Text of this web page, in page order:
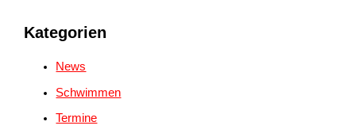
Kategorien
News
Schwimmen
Termine